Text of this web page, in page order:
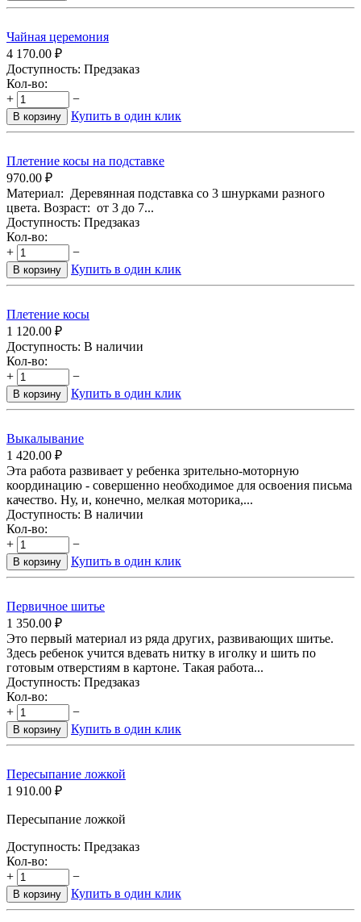
Чайная церемония
4 170.00 ₽
Доступность: Предзаказ
Кол-во:
+
−
В корзину Купить в один клик
Плетение косы на подставке
970.00 ₽
Материал: Деревянная подставка со 3 шнурками разного
цвета. Возраст: от 3 до 7...
Доступность: Предзаказ
Кол-во:
+
−
В корзину Купить в один клик
Плетение косы
1 120.00 ₽
Доступность: В наличии
Кол-во:
+
−
В корзину Купить в один клик
Выкалывание
1 420.00 ₽
Эта работа развивает у ребенка зрительно-моторную
координацию - совершенно необходимое для освоения письма
качество. Ну, и, конечно, мелкая моторика,...
Доступность: В наличии
Кол-во:
+
−
В корзину Купить в один клик
Первичное шитье
1 350.00 ₽
Это первый материал из ряда других, развивающих шитье.
Здесь ребенок учится вдевать нитку в иголку и шить по
готовым отверстиям в картоне. Такая работа...
Доступность: Предзаказ
Кол-во:
+
−
В корзину Купить в один клик
Пересыпание ложкой
1 910.00 ₽
Пересыпание ложкой
Доступность: Предзаказ
Кол-во:
+
−
В корзину Купить в один клик